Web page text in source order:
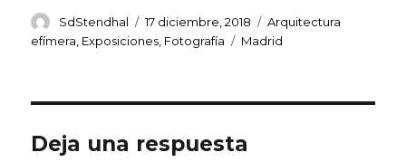
it
te
c
e
o
o
at
s
p
p
k
e
n
te
re
m
p
ti
r
Autor
SdStendhal
Publicado
el
17 diciembre, 2018 Categorías
Arquitectura
efímera, Exposiciones, Fotografía Etiquetas
Madrid
Deja una respuesta